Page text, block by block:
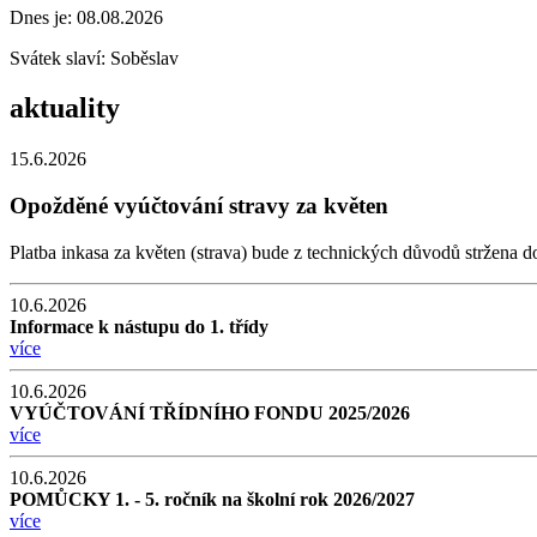
Dnes je: 08.08.2026
Svátek slaví: Soběslav
aktuality
15.6.2026
Opožděné vyúčtování stravy za květen
Platba inkasa za květen (strava) bude z technických důvodů stržena
10.6.2026
Informace k nástupu do 1. třídy
více
10.6.2026
VYÚČTOVÁNÍ TŘÍDNÍHO FONDU 2025/2026
více
10.6.2026
POMŮCKY 1. - 5. ročník na školní rok 2026/2027
více